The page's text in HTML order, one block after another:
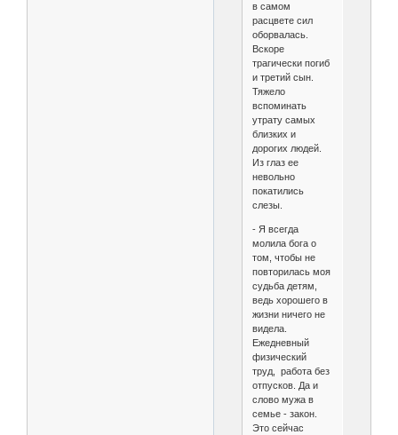
в самом
расцвете сил
оборвалась.
Вскоре
трагически погиб
и третий сын.
Тяжело
вспоминать
утрату самых
близких и
дорогих людей.
Из глаз ее
невольно
покатились
слезы.
- Я всегда
молила бога о
том, чтобы не
повторилась моя
судьба детям,
ведь хорошего в
жизни ничего не
видела.
Ежедневный
физический
труд, работа без
отпусков. Да и
слово мужа в
семье - закон.
Это сейчас